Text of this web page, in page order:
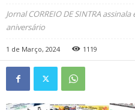
Jornal CORREIO DE SINTRA
aniversário
1 de Março, 2024 1119